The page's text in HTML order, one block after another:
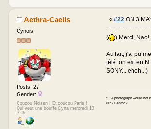
Aethra-Caelis
Cynois
Posts: 27
Gender:
Coucou Noisen ! Et coucou Paris !
Qui veut une bouffe Cyna mercredi 13
? :3c
« #22ON 3
( ) Merci, Nao!
Au fait, j'ai pu
télé: on est en
SONY... eheh...)
"... A photograph would not
Nick Bantock